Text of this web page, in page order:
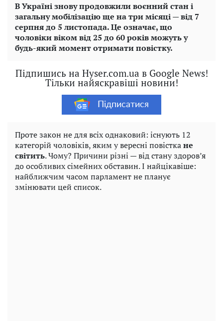
В Україні знову продовжили воєнний стан і
загальну мобілізацію ще на три місяці — від 7
серпня до 5 листопада. Це означає, що
чоловіки віком від 25 до 60 років можуть у
будь-який момент отримати повістку.
Підпишись на Hyser.com.ua в Google News!
Тільки найяскравіші новини!
Підписатися
Проте закон не для всіх однаковий: існують 12
категорій чоловіків, яким у вересні повісткане
світить. Чому? Причини різні — від стану здоров’я
до особливих сімейних обставин. І найцікавіше:
найближчим часом парламент не планує
змінювати цей список.